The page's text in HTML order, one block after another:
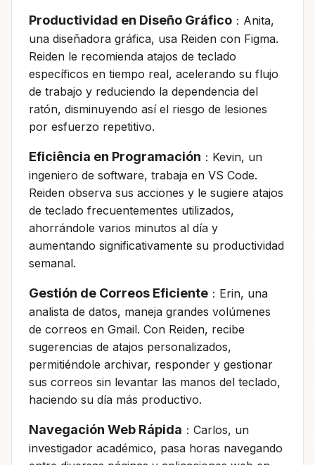
Productividad en Diseño Gráfico ：Anita,
una diseñadora gráfica, usa Reiden con Figma.
Reiden le recomienda atajos de teclado
específicos en tiempo real, acelerando su flujo
de trabajo y reduciendo la dependencia del
ratón, disminuyendo así el riesgo de lesiones
por esfuerzo repetitivo.
Eficiência en Programación ：Kevin, un
ingeniero de software, trabaja en VS Code.
Reiden observa sus acciones y le sugiere atajos
de teclado frecuentementes utilizados,
ahorrándole varios minutos al día y
aumentando significativamente su productividad
semanal.
Gestión de Correos Eficiente ：Erin, una
analista de datos, maneja grandes volúmenes
de correos en Gmail. Con Reiden, recibe
sugerencias de atajos personalizados,
permitiéndole archivar, responder y gestionar
sus correos sin levantar las manos del teclado,
haciendo su día más productivo.
Navegación Web Rápida ：Carlos, un
investigador académico, pasa horas navegando